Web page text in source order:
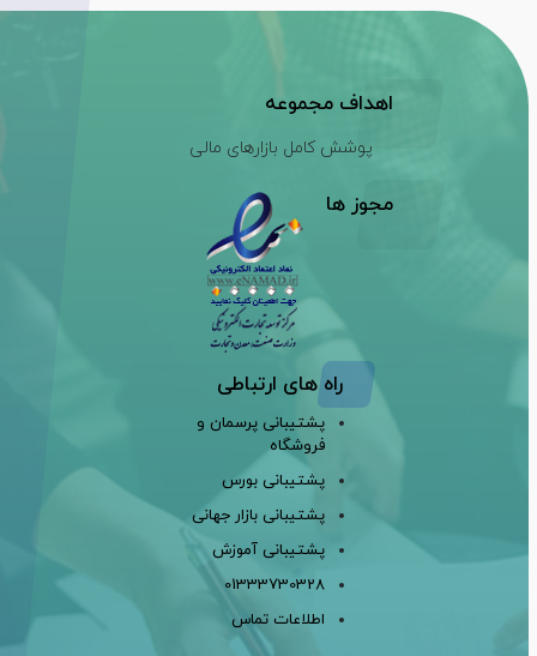
اهداف مجموعه
پوشش کامل بازارهای مالی
مجوز ها
راه های ارتباطی
پشتیبانی پرسمان و
فروشگاه
پشتیبانی بورس
پشتیبانی بازار جهانی
پشتیبانی آموزش
01333730328
اطلاعات تماس